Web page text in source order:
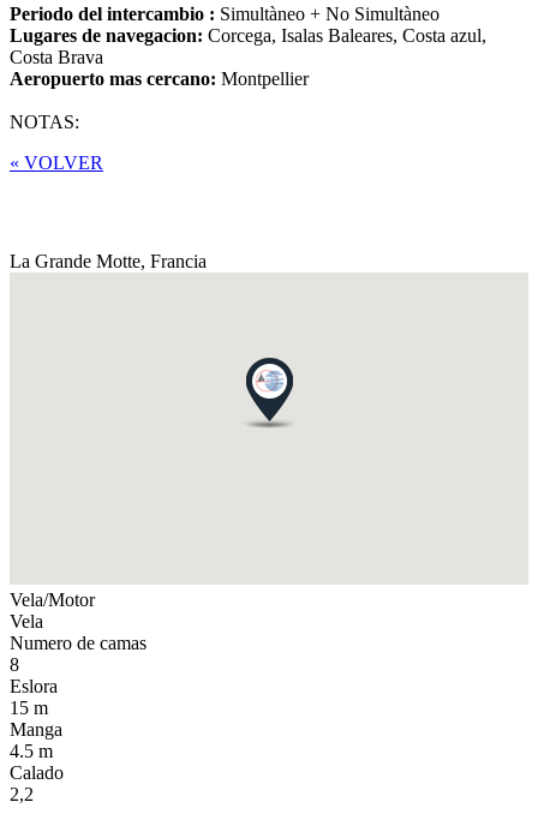
Periodo del intercambio : Simultàneo + No Simultàneo
Lugares de navegacion: Corcega, Isalas Baleares, Costa azul,
Costa Brava
Aeropuerto mas cercano: Montpellier
NOTAS:
« VOLVER
La Grande Motte, Francia
Vela/Motor
Vela
Numero de camas
8
Eslora
15 m
Manga
4.5 m
Calado
2,2